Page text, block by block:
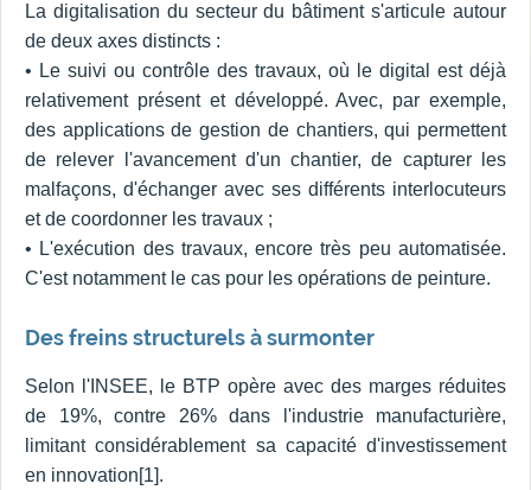
La digitalisation du secteur du bâtiment s'articule autour
de deux axes distincts :
• Le suivi ou contrôle des travaux, où le digital est déjà
relativement présent et développé. Avec, par exemple,
des applications de gestion de chantiers, qui permettent
de relever l'avancement d'un chantier, de capturer les
malfaçons, d'échanger avec ses différents interlocuteurs
et de coordonner les travaux ;
• L'exécution des travaux, encore très peu automatisée.
C'est notamment le cas pour les opérations de peinture.
Des freins structurels à surmonter
Selon l'INSEE, le BTP opère avec des marges réduites
de 19%, contre 26% dans l'industrie manufacturière,
limitant considérablement sa capacité d'investissement
en innovation[1].